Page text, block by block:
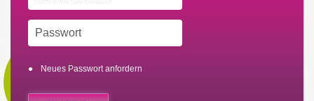
Neues Passwort anfordern